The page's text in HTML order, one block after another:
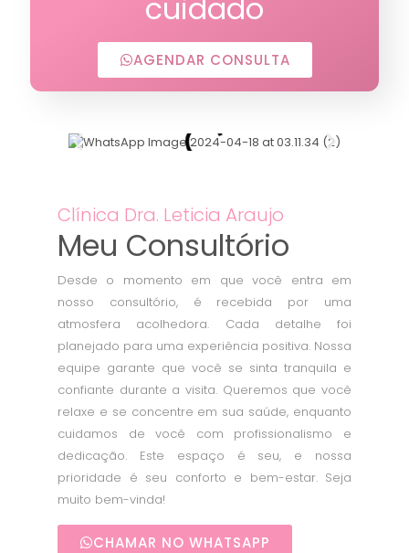
cuidado
AGENDAR CONSULTA
Clínica Dra. Leticia Araujo
Meu Consultório
Desde o momento em que você entra em
nosso consultório, é recebida por uma
atmosfera acolhedora. Cada detalhe foi
planejado para uma experiência positiva. Nossa
equipe garante que você se sinta tranquila e
confiante durante a visita. Queremos que você
relaxe e se concentre em sua saúde, enquanto
cuidamos de você com profissionalismo e
dedicação. Este espaço é seu, e nossa
prioridade é seu conforto e bem-estar. Seja
muito bem-vinda!
CHAMAR NO WHATSAPP